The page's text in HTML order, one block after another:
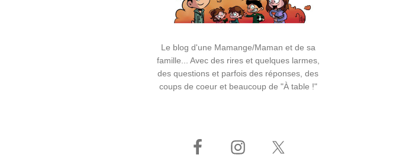
Le blog d'une Mamange/Maman et de sa
famille... Avec des rires et quelques larmes,
des questions et parfois des réponses, des
coups de coeur et beaucoup de "À table !"